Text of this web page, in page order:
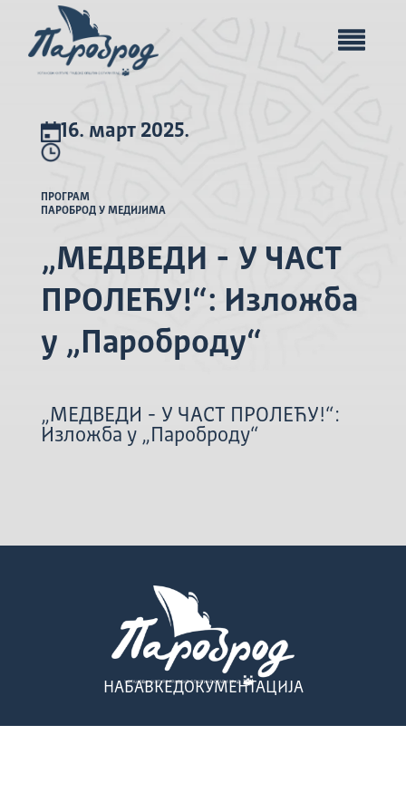
16. март 2025.
ПРОГРАМ
ПАРОБРОД У МЕДИЈИМА
„МЕДВЕДИ - У ЧАСТ
ПРОЛЕЋУ!“: Изложба
у „Пароброду“
„МЕДВЕДИ - У ЧАСТ ПРОЛЕЋУ!“:
Изложба у „Пароброду“
НАБАВКЕДОКУМЕНТАЦИЈА